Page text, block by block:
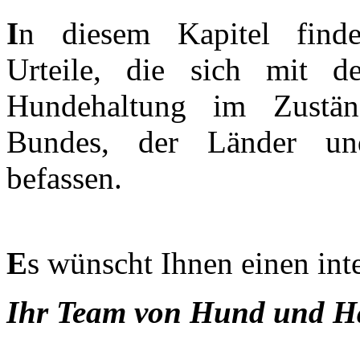
In diesem Kapitel
Urteile, die sich mit
Hundehaltung im
Bundes, der Länder
befassen.
Es wünscht Ihnen einen
Ihr Team von Hund und